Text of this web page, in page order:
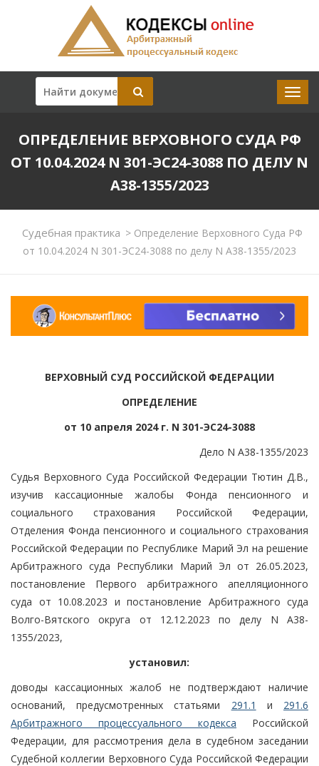
ОПРЕДЕЛЕНИЕ ВЕРХОВНОГО СУДА РФ
ОТ 10.04.2024 N 301-ЭС24-3088 ПО ДЕЛУ N
А38-1355/2023
Судебная практика >Определение Верховного Суда РФ
от 10.04.2024 N 301-ЭС24-3088 по делу N А38-1355/2023
ВЕРХОВНЫЙ СУД РОССИЙСКОЙ ФЕДЕРАЦИИ
ОПРЕДЕЛЕНИЕ
от 10 апреля 2024 г. N 301-ЭС24-3088
Дело N А38-1355/2023
Судья Верховного Суда Российской Федерации Тютин Д.В.,
изучив кассационные жалобы Фонда пенсионного и
социального страхования Российской Федерации,
Отделения Фонда пенсионного и социального страхования
Российской Федерации по Республике Марий Эл на решение
Арбитражного суда Республики Марий Эл от 26.05.2023,
постановление Первого арбитражного апелляционного
суда от 10.08.2023 и постановление Арбитражного суда
Волго-Вятского округа от 12.12.2023 по делу N А38-
1355/2023,
установил:
доводы кассационных жалоб не подтверждают наличие
оснований, предусмотренных статьями 291.1 и 291.6
Арбитражного процессуального кодекса Российской
Федерации, для рассмотрения дела в судебном заседании
Судебной коллегии Верховного Суда Российской Федерации